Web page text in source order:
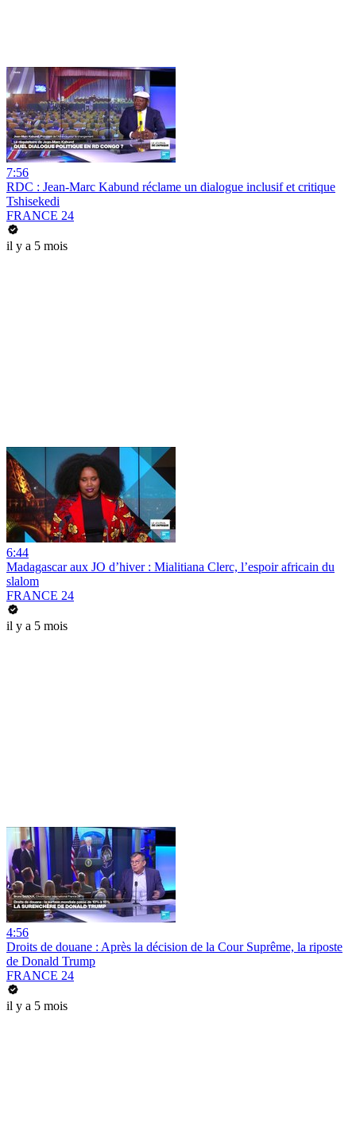
7:56
RDC : Jean-Marc Kabund réclame un dialogue inclusif et critique
Tshisekedi
FRANCE 24
il y a 5 mois
6:44
Madagascar aux JO d’hiver : Mialitiana Clerc, l’espoir africain du
slalom
FRANCE 24
il y a 5 mois
4:56
Droits de douane : Après la décision de la Cour Suprême, la riposte
de Donald Trump
FRANCE 24
il y a 5 mois